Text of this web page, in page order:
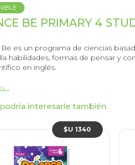
BE PRIMARY 4
Be es un programa de ciencias
habilidades, formas de pensar y
en inglés.
interesarle también
$U 1340